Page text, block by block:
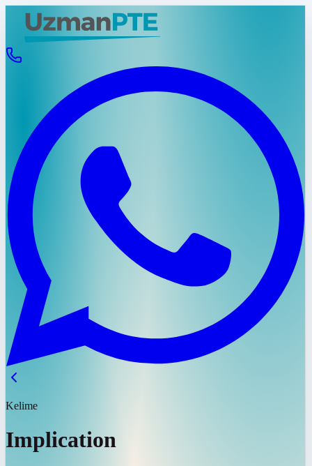
Kelime
Implication